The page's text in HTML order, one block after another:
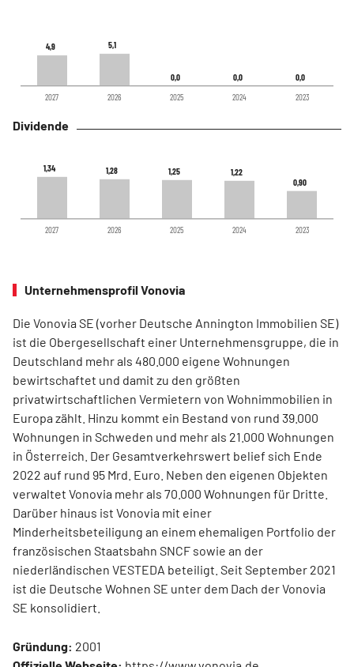
4,9
4,9 5,1
5,1
0,0
0,0 0,0
0,0 0,0
0,0
2027 2026 2025 2024 2023
Dividende
1,34
1,34 1,28
1,28 1,25
1,25 1,22
1,22
0,90
0,90
2027 2026 2025 2024 2023
Unternehmensprofil Vonovia
Die Vonovia SE (vorher Deutsche Annington Immobilien SE)
ist die Obergesellschaft einer Unternehmensgruppe, die in
Deutschland mehr als 480.000 eigene Wohnungen
bewirtschaftet und damit zu den größten
privatwirtschaftlichen Vermietern von Wohnimmobilien in
Europa zählt. Hinzu kommt ein Bestand von rund 39.000
Wohnungen in Schweden und mehr als 21.000 Wohnungen
in Österreich. Der Gesamtverkehrswert belief sich Ende
2022 auf rund 95 Mrd. Euro. Neben den eigenen Objekten
verwaltet Vonovia mehr als 70.000 Wohnungen für Dritte.
Darüber hinaus ist Vonovia mit einer
Minderheitsbeteiligung an einem ehemaligen Portfolio der
französischen Staatsbahn SNCF sowie an der
niederländischen VESTEDA beteiligt. Seit September 2021
ist die Deutsche Wohnen SE unter dem Dach der Vonovia
SE konsolidiert.
Gründung: 2001